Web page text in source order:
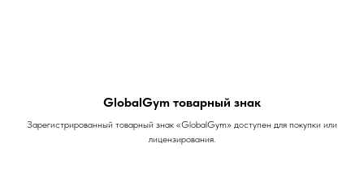
GlobalGym товарный знак
Зарегистрированный товарный знак «GlobalGym» доступен для покупки или
лицензирования.